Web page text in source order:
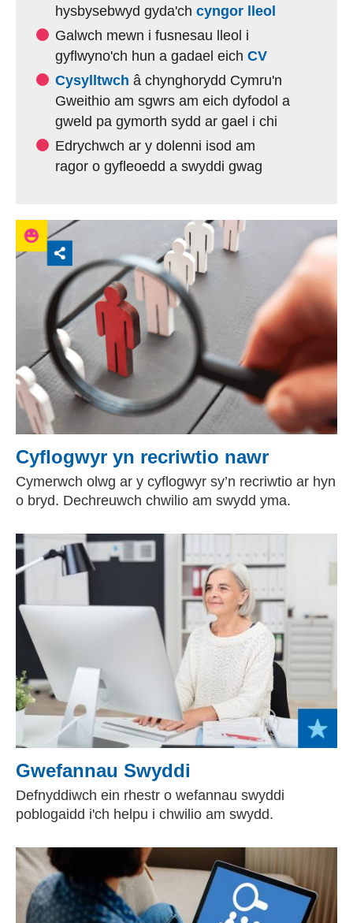
hysbysebwyd gyda'ch cyngor lleol
Galwch mewn i fusnesau lleol i
gyflwyno'ch hun a gadael eich CV
Cysylltwch â chynghorydd Cymru'n
Gweithio am sgwrs am eich dyfodol a
gweld pa gymorth sydd ar gael i chi
Edrychwch ar y dolenni isod am
ragor o gyfleoedd a swyddi gwag
Cyflogwyr yn recriwtio nawr
Cymerwch olwg ar y cyflogwyr sy’n recriwtio ar hyn
o bryd. Dechreuwch chwilio am swydd yma.
Gwefannau Swyddi
Defnyddiwch ein rhestr o wefannau swyddi
poblogaidd i'ch helpu i chwilio am swydd.